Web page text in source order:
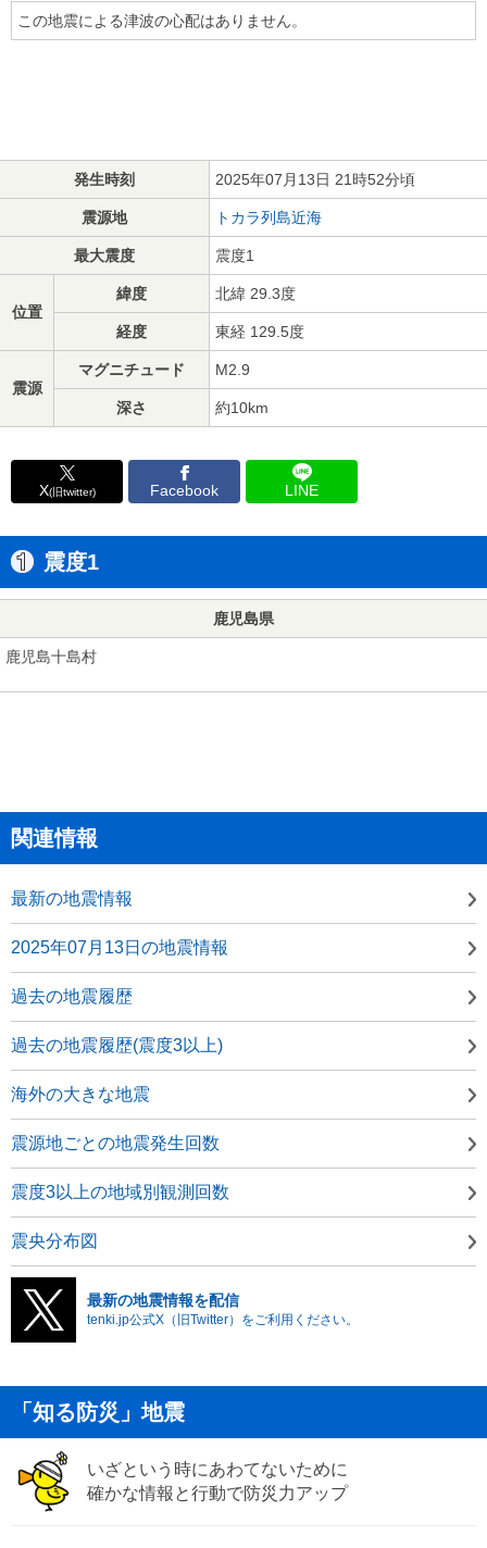
この地震による津波の心配はありません。
発生時刻 2025年07月13日 21時52分頃
震源地 トカラ列島近海
最大震度 震度1
位置
緯度 北緯 29.3度
経度 東経 129.5度
震源
マグニチュード M2.9
深さ 約10km
X(旧twitter) Facebook LINE
震度1
鹿児島県
鹿児島十島村
関連情報
最新の地震情報
2025年07月13日の地震情報
過去の地震履歴
過去の地震履歴(震度3以上)
海外の大きな地震
震源地ごとの地震発生回数
震度3以上の地域別観測回数
震央分布図
最新の地震情報を配信
tenki.jp公式X（旧Twitter）をご利用ください。
「知る防災」地震
いざという時にあわてないために
確かな情報と行動で防災力アップ